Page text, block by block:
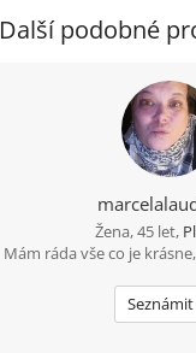
Další podobné
Žena, 45 let,
Mám ráda vše co je
Seznámit